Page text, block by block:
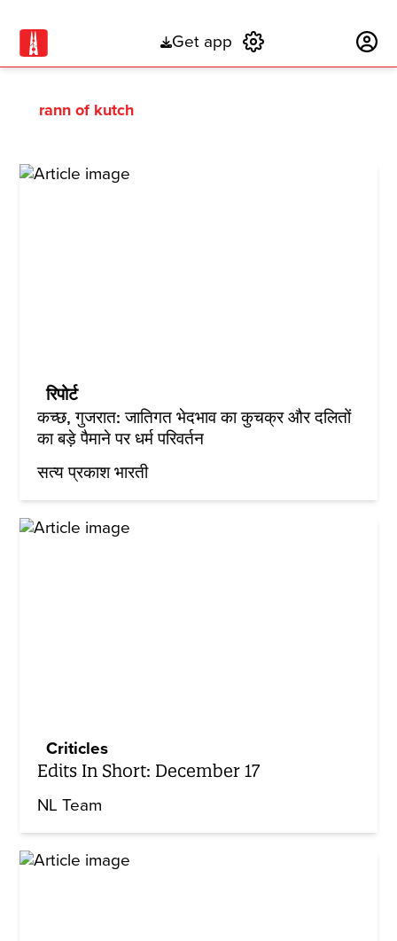
Get app
rann of kutch
रिपोर्ट
कच्छ, गुजरात: जातिगत भेदभाव का कुचक्र और दलितों
का बड़े पैमाने पर धर्म परिवर्तन
सत्य प्रकाश भारती
Criticles
Edits In Short: December 17
NL Team